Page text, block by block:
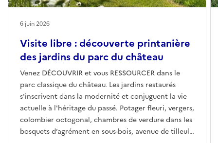
Visite libre : découverte printanière
des jardins du parc du château
Venez DÉCOUVRIR et vous RESSOURCER dans le
parc classique du château. Les jardins restaurés
s'inscrivent dans la modernité et conjuguent la vie
actuelle à l'héritage du passé. Potager fleuri, vergers,
colombier octogonal, chambres de verdure dans les
bosquets d’agrément en sous-bois, avenue de tilleuls,
6 juin 2026